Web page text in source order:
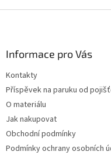
Informace pro Vás
Kontakty
Příspěvek na paruku od
O materiálu
Jak nakupovat
Obchodní podmínky
Podmínky ochrany osobních